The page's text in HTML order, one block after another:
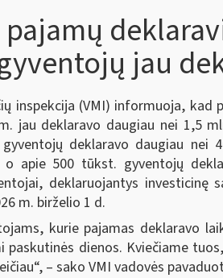
pajamų
jau
inspekcija (VMI) informuoja,
jau deklaravo daugiau nei 1,5
deklaravo daugiau nei
o apie 500 tūkst. gyventojų
deklaruojantys investicinę
m. birželio 1 d.
kurie pajamas deklaravo
paskutinės dienos. Kviečiame
– sako VMI vadovės